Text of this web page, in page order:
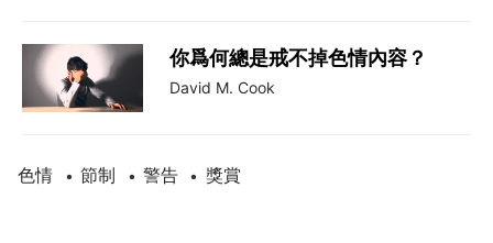
你爲何總是戒不掉色情內容？
David M. Cook
色情 • 節制 • 警告 • 獎賞